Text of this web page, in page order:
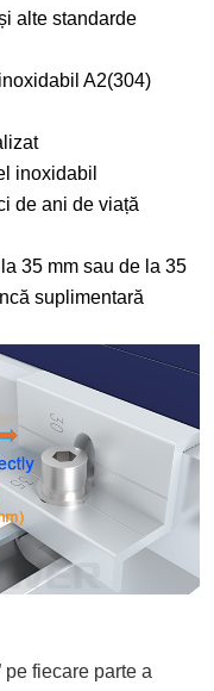
alte standarde
A2(304)
inoxidabil
de ani de viață
35 mm sau de la 35
suplimentară
pe fiecare parte a